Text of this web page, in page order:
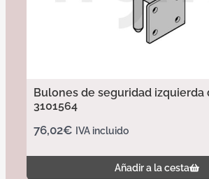
Bulones de seguridad izquierda
3101564
76,02€ IVA incluido
Añadir a la cesta